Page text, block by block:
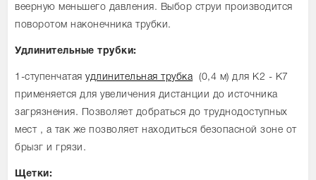
веерную меньшего давления. Выбор струи производится
поворотом наконечника трубки.
Удлинительные трубки:
1-ступенчатаяудлинительная трубка(0,4 м) для K2 - K7
применяется для увеличения дистанции до источника
загрязнения. Позволяет добраться до труднодоступных
мест , а так же позволяет находиться безопасной зоне от
брызг и грязи.
Щетки: